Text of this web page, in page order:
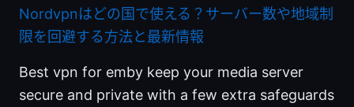
Nordvpnはどの国で使える？サーバー数や地域制
限を回避する方法と最新情報
Best vpn for emby keep your media server
secure and private with a few extra safeguards